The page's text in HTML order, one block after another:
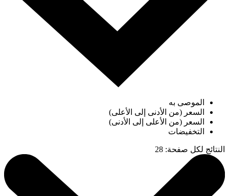
الموصى به
السعر (من الأدنى إلى الأعلى)
السعر (من الأعلى إلى الأدنى)
التخفيضات
النتائج لكل صفحة:
28